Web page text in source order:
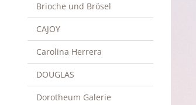
Brioche und Brösel
CAJOY
Carolina Herrera
DOUGLAS
Dorotheum Galerie